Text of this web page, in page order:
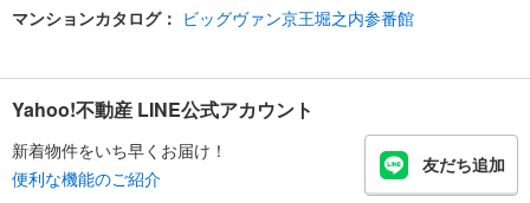
マンションカタログ： ビッグヴァン京王堀之内参番館
Yahoo!不動産 LINE公式アカウント
新着物件をいち早くお届け！
便利な機能のご紹介
友だち追加